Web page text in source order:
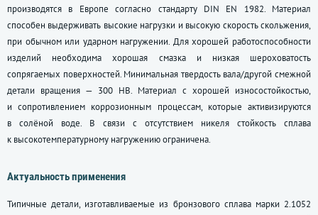
производятся в Европе согласно стандарту DIN EN 1982. Материал
способен выдерживать высокие нагрузки и высокую скорость скольжения,
при обычном или ударном нагружении. Для хорошей работоспособности
изделий необходима хорошая смазка и низкая шероховатость
сопрягаемых поверхностей. Минимальная твердость вала/другой смежной
детали вращения — 300 HB. Материал с хорошей износостойкостью,
и сопротивлением коррозионным процессам, которые активизируются
в солёной воде. В связи с отсутствием никеля стойкость сплава
к высокотемпературному нагружению ограничена.
Актуальность применения
Типичные детали, изготавливаемые из бронзового сплава марки 2.1052